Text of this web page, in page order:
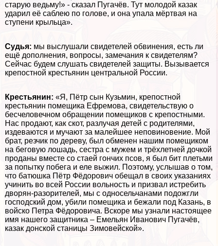
старую ведьму!» - сказал Пугачёв. Тут молодой казак
ударил её саблею по голове, и она упала мёртвая на
ступени крыльца».
Судья: мы выслушали свидетелей обвинения, есть ли
ещё дополнения, вопросы, замечания к свидетелям?
Сейчас будем слушать свидетелей защиты. Вызывается
крепостной крестьянин центральной России.
Крестьянин: «Я, Пётр сын Кузьмин, крепостной
крестьянин помещика Ефремова, свидетельствую о
бесчеловечном обращении помещиков с крепостными.
Нас продают, как скот, разлучая детей с родителями,
издеваются и мучают за малейшее неповиновение. Мой
брат, резчик по дереву, был обменен нашим помещиком
на беговую лошадь, сестра с мужем и трёхлетней дочкой
проданы вместе со стаей гончих псов, я был бит плетьми
за попытку побега и еле выжил. Поэтому, услышав о том,
что батюшка Пётр Фёдорович обещал в своих указаниях
учинить во всей России вольность и призвал истребить
дворян-разорителей, мы с односельчанами подожгли
господский дом, убили помещика и бежали под Казань, в
войско Петра Фёдоровича. Вскоре мы узнали настоящее
имя нашего защитника – Емельян Иванович Пугачёв,
казак донской станицы Зимовейской».